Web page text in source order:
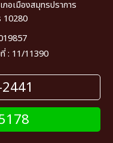
อเมืองสมุทรปราการ
10280
: 11/11390